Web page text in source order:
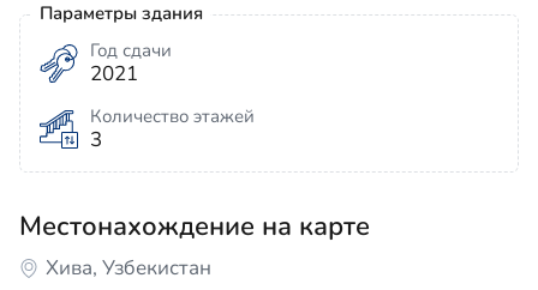
Параметры здания
Год сдачи
2021
Количество этажей
3
Местонахождение на карте
Хива, Узбекистан